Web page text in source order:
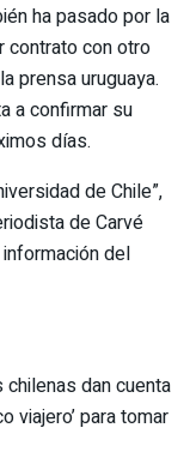
ha pasado por la
contrato con otro
prensa uruguaya.
a confirmar su
días.
de Chile”,
de Carvé
del
dan cuenta
viajero’ para tomar